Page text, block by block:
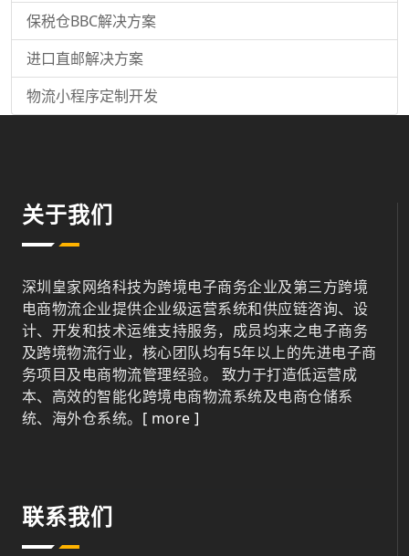
保税仓BBC解决方案
进口直邮解决方案
物流小程序定制开发
关于我们
深圳皇家网络科技为跨境电子商务企业及第三方跨境
电商物流企业提供企业级运营系统和供应链咨询、设
计、开发和技术运维支持服务，成员均来之电子商务
及跨境物流行业，核心团队均有5年以上的先进电子商
务项目及电商物流管理经验。 致力于打造低运营成
本、高效的智能化跨境电商物流系统及电商仓储系
统、海外仓系统。 [ more ]
联系我们